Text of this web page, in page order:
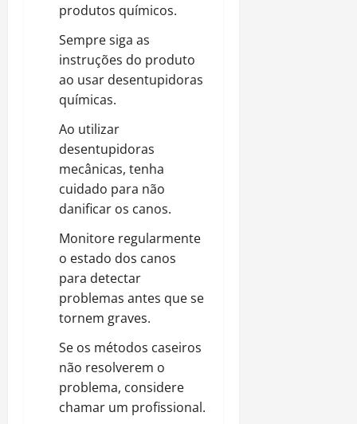
produtos químicos.
Sempre siga as
instruções do produto
ao usar desentupidoras
químicas.
Ao utilizar
desentupidoras
mecânicas, tenha
cuidado para não
danificar os canos.
Monitore regularmente
o estado dos canos
para detectar
problemas antes que se
tornem graves.
Se os métodos caseiros
não resolverem o
problema, considere
chamar um profissional.